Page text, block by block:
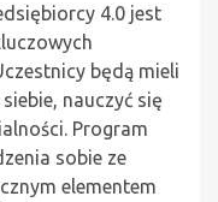
4.0 jest
będą mieli
nauczyć się
Program
sobie ze
elementem